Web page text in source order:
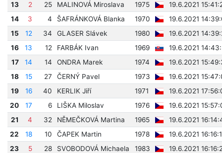
13
2 25 MALINOVÁ Miroslava 1975
19.6.2021
14
3 4 ŠAFRÁNKOVÁ Blanka 1970
19.6.2021
15
12 34 GLASER Slávek 1980
19.6.2021
16
13 12 FARBÁK Ivan 1969
19.6.2021
17
14 14 ONDRA Marek 1974
19.6.2021
18
15 27 ČERNÝ Pavel 1973
19.6.2021
19
16 40 KERLIK Jiří 1971
19.6.2021
20
17 6 LIŠKA Miloslav 1976
19.6.2021
21
4 32 NĚMEČKOVÁ Martina 1965
19.6.2021
22
18 10 ČAPEK Martin 1978
19.6.2021
23
5 28 SVOBODOVÁ Michaela 1983
19.6.2021